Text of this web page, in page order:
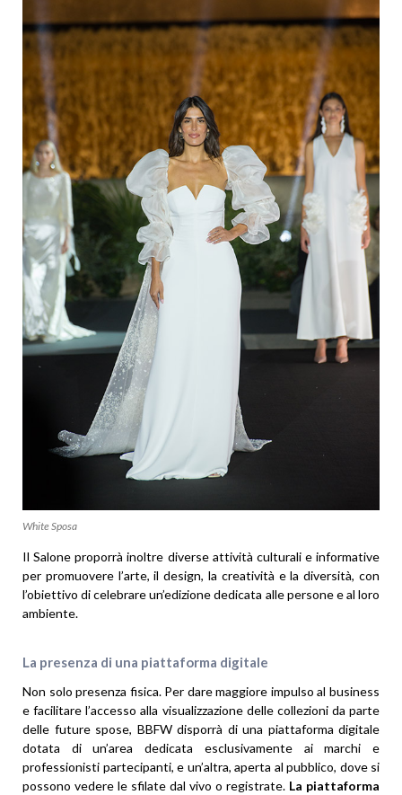
White Sposa
Il Salone proporrà inoltre diverse attività culturali e informative
per promuovere l’arte, il design, la creatività e la diversità, con
l’obiettivo di celebrare un’edizione dedicata alle persone e al loro
ambiente.
La presenza di una piattaforma digitale
Non solo presenza fisica. Per dare maggiore impulso al business
e facilitare l’accesso alla visualizzazione delle collezioni da parte
delle future spose, BBFW disporrà di una piattaforma digitale
dotata di un’area dedicata esclusivamente ai marchi e
professionisti partecipanti, e un’altra, aperta al pubblico, dove si
possono vedere le sfilate dal vivo o registrate. La piattaforma